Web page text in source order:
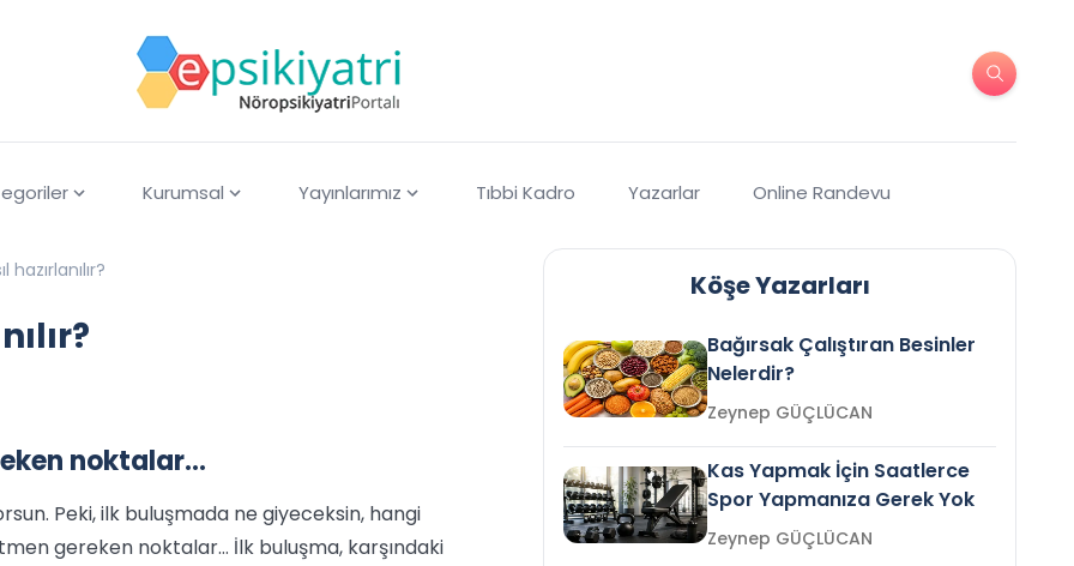
Kurumsal Yayınlarımız Tıbbi Kadro Yazarlar Online Randevu
noktalar…
Peki, ilk buluşmada ne giyeceksin, hangi
gereken noktalar… İlk buluşma, karşındaki
Köşe Yazarları
Bağırsak Çalıştıran Besinler
Nelerdir?
Zeynep GÜÇLÜCAN
Kas Yapmak İçin Saatlerce
Spor Yapmanıza Gerek Yok
Zeynep GÜÇLÜCAN